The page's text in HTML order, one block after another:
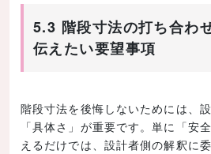
5.3 階段寸法の打ち合わ
伝えたい要望事項
階段寸法を後悔しないためには、
「具体さ」が重要です。単に「安
えるだけでは、設計者側の解釈に